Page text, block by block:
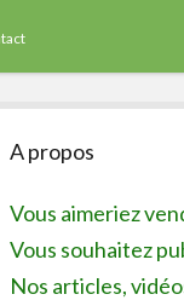
A propos
Vous aimeriez
Vous souhaitez
Nos articles,